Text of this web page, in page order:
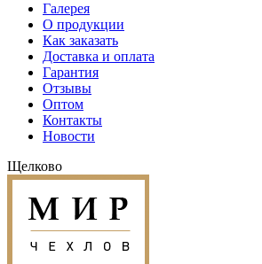
Галерея
О продукции
Как заказать
Доставка и оплата
Гарантия
Отзывы
Оптом
Контакты
Новости
Щелково